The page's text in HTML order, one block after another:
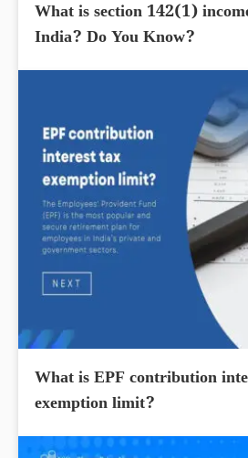
What is section 142(1)
India? Do You Know?
What is EPF contribution
exemption limit?